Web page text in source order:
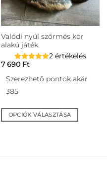
termékoldalon
választhatók
ki
Valódi nyúl szőrmés kör
alakú játék
2 értékelés
7 690 Ft
Szerezhető pontok akár
385
OPCIÓK VÁLASZTÁSA